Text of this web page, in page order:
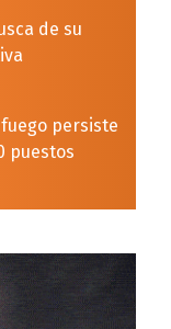
de su
persiste
puestos